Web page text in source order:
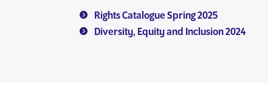
Rights Catalogue Spring 2025
Diversity, Equity and Inclusion 2024